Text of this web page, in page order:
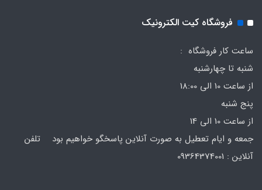
فروشگاه کیت الکترونیک
ساعت کار فروشگاه :
شنبه تا چهارشنبه
از ساعت 10 الی 18:00
پنج شنبه
از ساعت 10 الی 14
جمعه و ایام تعطیل به صورت آنلاین پاسخگو خواهیم بود تلفن